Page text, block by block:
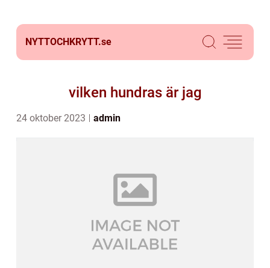
NYTTOCHKRYTT.se
vilken hundras är jag
24 oktober 2023 admin